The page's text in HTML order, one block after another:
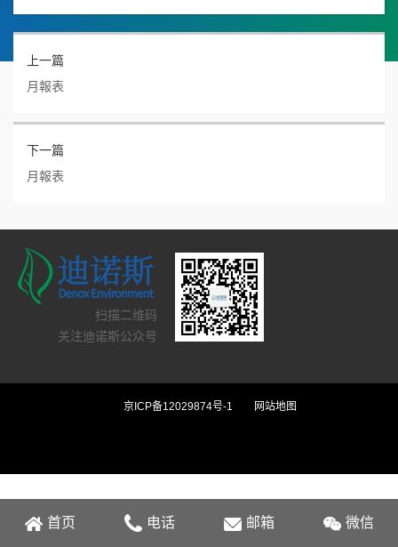
上一篇
月報表
下一篇
月報表
扫描二维码
关注迪诺斯公众号
京ICP备12029874号-1 网站地图
首页 电话 邮箱 微信